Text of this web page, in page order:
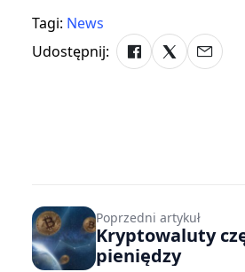
Tagi: News
Udostępnij:
Poprzedni artykuł
Kryptowaluty
pieniędzy